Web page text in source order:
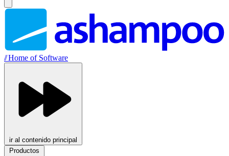
//Home of Software
ir al contenido principal
Productos